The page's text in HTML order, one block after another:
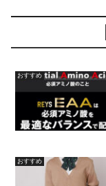
おすすめ
おすすめ